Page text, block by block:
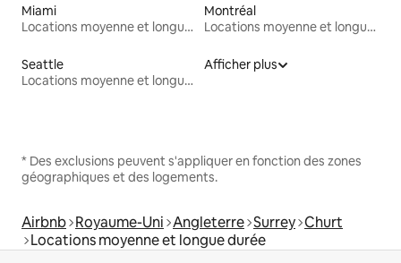
Miami
Locations moyenne et longue durée
Montréal
Locations moyenne et longue durée
Seattle
Locations moyenne et longue durée
Afficher plus
* Des exclusions peuvent s'appliquer en fonction des zones
géographiques et des logements.
Airbnb Royaume-Uni Angleterre Surrey Churt
Locations moyenne et longue durée